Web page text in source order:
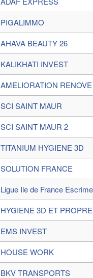
PIGALIMMO
AHAVA BEAUTY 26
KALIKHATI INVEST
AMELIORATION RENOVE
SCI SAINT MAUR
SCI SAINT MAUR 2
TITANIUM HYGIENE 3D
SOLUTION FRANCE
Ligue Ile de France Escrime
HYGIENE 3D ET
EMS INVEST
HOUSE WORK
BKV TRANSPORTS